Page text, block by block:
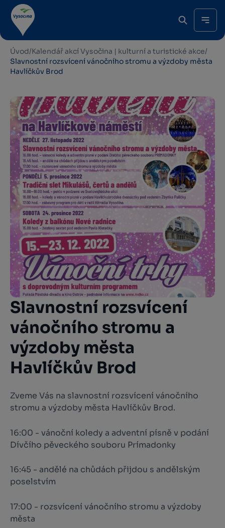
Úvod/Kalendář akcí Vysočina | kulturní a turistické akce/
Slavnostní rozsvícení vánočního stromu a výzdoby města
Havlíčkův Brod
Slavnostní rozsvícení
vánočního stromu a
výzdoby města
Havlíčkův Brod
Zveme Vás na slavnostní rozsvícení vánočního
stromu a výzdoby města Havlíčkův Brod.
16:00 - vánoční koledy a adventní písně v podání
Dívčího pěveckého souboru Prímadonky
16:45 - andělé na chůdách přijdou s andělským
poselstvím
17:00 - rozsvícení vánočního stromu a výzdoby
města